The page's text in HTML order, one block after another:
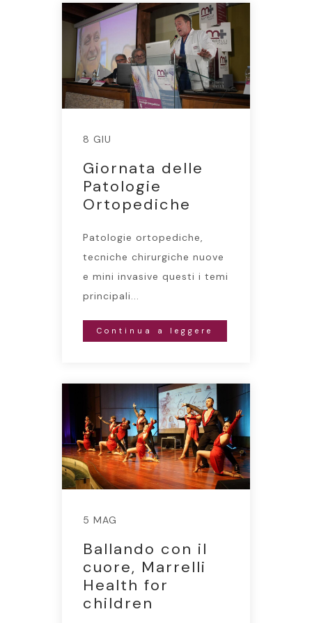
8 GIU
Giornata delle
Patologie
Ortopediche
Patologie ortopediche,
tecniche chirurgiche nuove
e mini invasive questi i temi
principali...
Continua a leggere
5 MAG
Ballando con il
cuore, Marrelli
Health for
children